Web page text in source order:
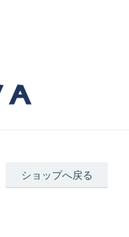
ショップへ戻る